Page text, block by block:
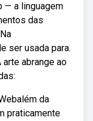
— a linguagem
das
ser usada para.
abrange ao
da
praticamente